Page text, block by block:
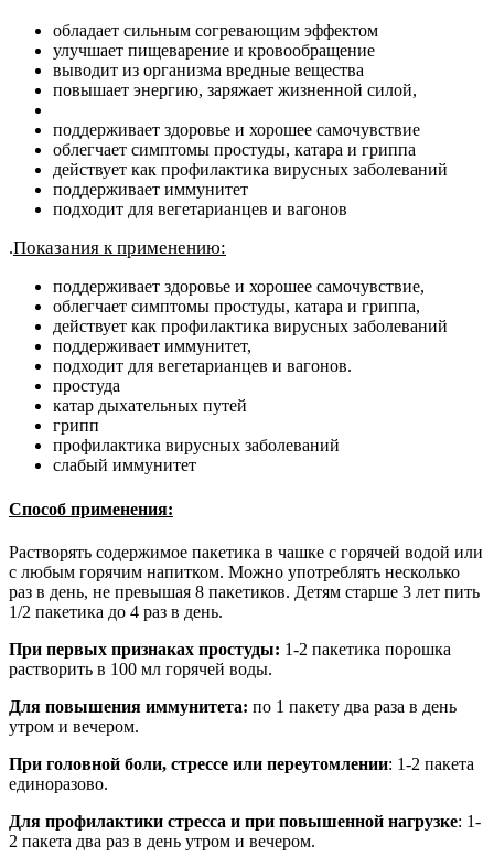
обладает сильным согревающим эффектом
улучшает пищеварение и кровообращение
выводит из организма вредные вещества
повышает энергию, заряжает жизненной силой,
поддерживает здоровье и хорошее самочувствие
облегчает симптомы простуды, катара и гриппа
действует как профилактика вирусных заболеваний
поддерживает иммунитет
подходит для вегетарианцев и вагонов
.Показания к применению:
поддерживает здоровье и хорошее самочувствие,
облегчает симптомы простуды, катара и гриппа,
действует как профилактика вирусных заболеваний
поддерживает иммунитет,
подходит для вегетарианцев и вагонов.
простуда
катар дыхательных путей
грипп
профилактика вирусных заболеваний
слабый иммунитет
Способ применения:
Растворять содержимое пакетика в чашке с горячей водой или
с любым горячим напитком. Можно употреблять несколько
раз в день, не превышая 8 пакетиков. Детям старше 3 лет пить
1/2 пакетика до 4 раз в день.
При первых признаках простуды: 1-2 пакетика порошка
растворить в 100 мл горячей воды.
Для повышения иммунитета: по 1 пакету два раза в день
утром и вечером.
При головной боли, стрессе или переутомлении: 1-2 пакета
единоразово.
Для профилактики стресса и при повышенной нагрузке: 1-
2 пакета два раз в день утром и вечером.